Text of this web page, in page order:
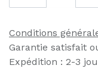
Conditions
Garantie satisfait
Expédition : 2-3